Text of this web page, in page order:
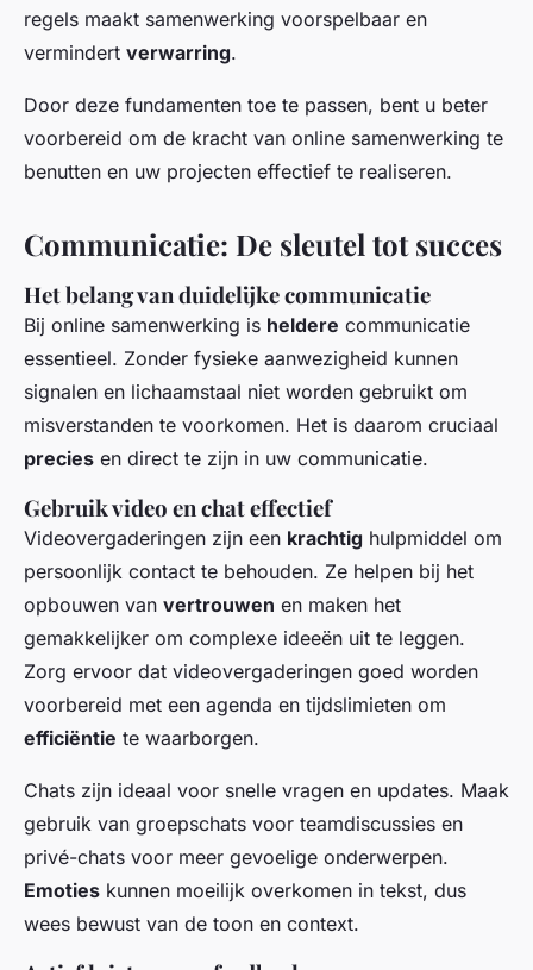
regels maakt samenwerking voorspelbaar en
vermindert verwarring.
Door deze fundamenten toe te passen, bent u beter
voorbereid om de kracht van online samenwerking te
benutten en uw projecten effectief te realiseren.
Communicatie: De sleutel tot succes
Het belang van duidelijke communicatie
Bij online samenwerking is heldere communicatie
essentieel. Zonder fysieke aanwezigheid kunnen
signalen en lichaamstaal niet worden gebruikt om
misverstanden te voorkomen. Het is daarom cruciaal
precies en direct te zijn in uw communicatie.
Gebruik video en chat effectief
Videovergaderingen zijn een krachtig hulpmiddel om
persoonlijk contact te behouden. Ze helpen bij het
opbouwen van vertrouwen en maken het
gemakkelijker om complexe ideeën uit te leggen.
Zorg ervoor dat videovergaderingen goed worden
voorbereid met een agenda en tijdslimieten om
efficiëntie te waarborgen.
Chats zijn ideaal voor snelle vragen en updates. Maak
gebruik van groepschats voor teamdiscussies en
privé-chats voor meer gevoelige onderwerpen.
Emoties kunnen moeilijk overkomen in tekst, dus
wees bewust van de toon en context.